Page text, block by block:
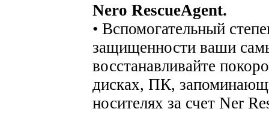
Nero RescueAgent.
• Вспомогательный
защищенности ваши
восстанавливайте
дисках, ПК,
носителях за счет Ner